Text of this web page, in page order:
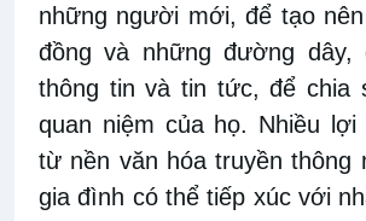
những người mới, để tạo
đồng và những đường dây,
thông tin và tin tức, để chia
quan niệm của họ. Nhiều lợi
từ nền văn hóa truyền thông
gia đình có thể tiếp xúc với